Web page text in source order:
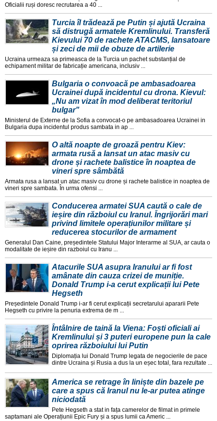
Oficialii ruși doresc recrutarea a 40 ...
Turcia îl trădează pe Putin și ajută Ucraina
să distrugă armatele Kremlinului. Transferă
Kievului 70 de rachete ATACMS, lansatoare
și zeci de mii de obuze de artilerie
Ucraina urmeaza sa primeasca de la Turcia un pachet substanțial de
echipament militar de fabricație americana, inclusiv ...
Bulgaria o convoacă pe ambasadoarea
Ucrainei după incidentul cu drona. Kievul:
„Nu am vizat în mod deliberat teritoriul
bulgar"
Ministerul de Externe de la Sofia a convocat-o pe ambasadoarea Ucrainei in
Bulgaria dupa incidentul produs sambata in ap ...
O altă noapte de groază pentru Kiev:
armata rusă a lansat un atac masiv cu
drone și rachete balistice în noaptea de
vineri spre sâmbătă
Armata rusa a lansat un atac masiv cu drone și rachete balistice in noaptea de
vineri spre sambata. În urma ofensi ...
Conducerea armatei SUA caută o cale de
ieșire din războiul cu Iranul. Îngrijorări mari
privind limitele operațiunilor militare și
reducerea stocurilor de armament
Generalul Dan Caine, președintele Statului Major Interarme al SUA, ar cauta o
modalitate de ieșire din razboiul cu Iranu ...
Atacurile SUA asupra Iranului ar fi fost
amânate din cauza crizei de muniție.
Donald Trump i-a cerut explicații lui Pete
Hegseth
Președintele Donald Trump i-ar fi cerut explicații secretarului apararii Pete
Hegseth cu privire la penuria extrema de m ...
Întâlnire de taină la Viena: Foști oficiali ai
Kremlinului și 3 puteri europene pun la cale
oprirea războiului lui Putin
Diplomația lui Donald Trump legata de negocierile de pace
dintre Ucraina și Rusia a dus la un eșec total, fara rezultate ...
America se retrage în liniște din bazele pe
care a spus că Iranul nu le-ar putea atinge
niciodată
Pete Hegseth a stat in fața camerelor de filmat in primele
saptamani ale Operațiunii Epic Fury și a spus lumii ca Americ ...